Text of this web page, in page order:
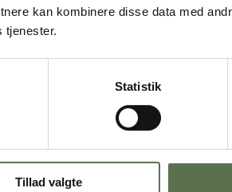
kan kombinere disse data med
tjenester.
Statistik
Tillad valgte
mel og mange andre fuldkornsmel. Det